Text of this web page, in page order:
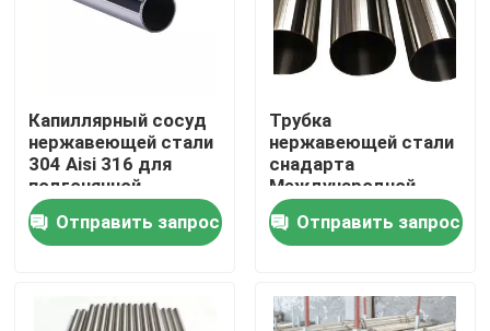
трубка круга нержавеющей стали
Катушка нержавеющей стали
Трубка SS квадратная
Безшовная труба нержавеющей стали
Капиллярный сосуд
нержавеющей стали
304 Aisi 316 для
подгонянной
медицинской
промышленности
Отправить запрос
Трубка
нержавеющей стали
снадарта
Международной
организации
стандартизации
качества еды
Отправить запрос